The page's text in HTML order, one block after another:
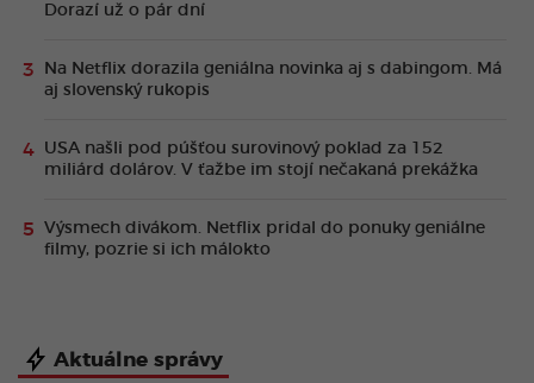
Dorazí už o pár dní
Na Netflix dorazila geniálna novinka aj s dabingom. Má
aj slovenský rukopis
USA našli pod púšťou surovinový poklad za 152
miliárd dolárov. V ťažbe im stojí nečakaná prekážka
Výsmech divákom. Netflix pridal do ponuky geniálne
filmy, pozrie si ich málokto
Aktuálne správy